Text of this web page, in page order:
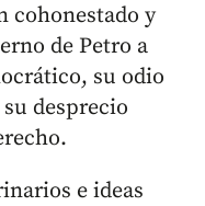
cohonestado y
de Petro a
su odio
desprecio
e ideas